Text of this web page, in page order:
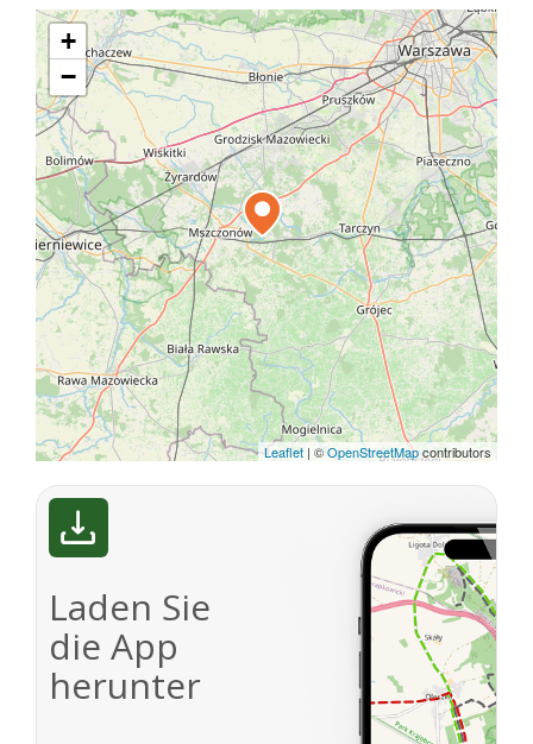
+
−
Leaflet | ©OpenStreetMapcontributors
Laden Sie
die App
herunter